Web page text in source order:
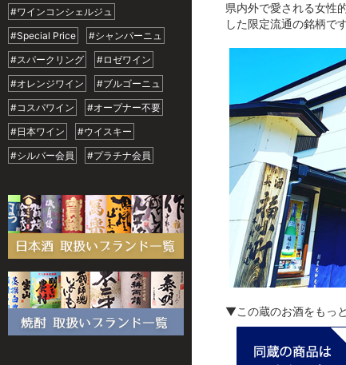
#ワインコンシェルジュ
#Special Price
#シャンパーニュ
#スパークリング
#ロゼワイン
#オレンジワイン
#ブルゴーニュ
#コスパワイン
#オープナー不要
#日本ワイン
#ウイスキー
#シルバー会員
#プラチナ会員
県内外で愛される女性
した限定流通の銘柄です
▼この蔵のお酒をもっ